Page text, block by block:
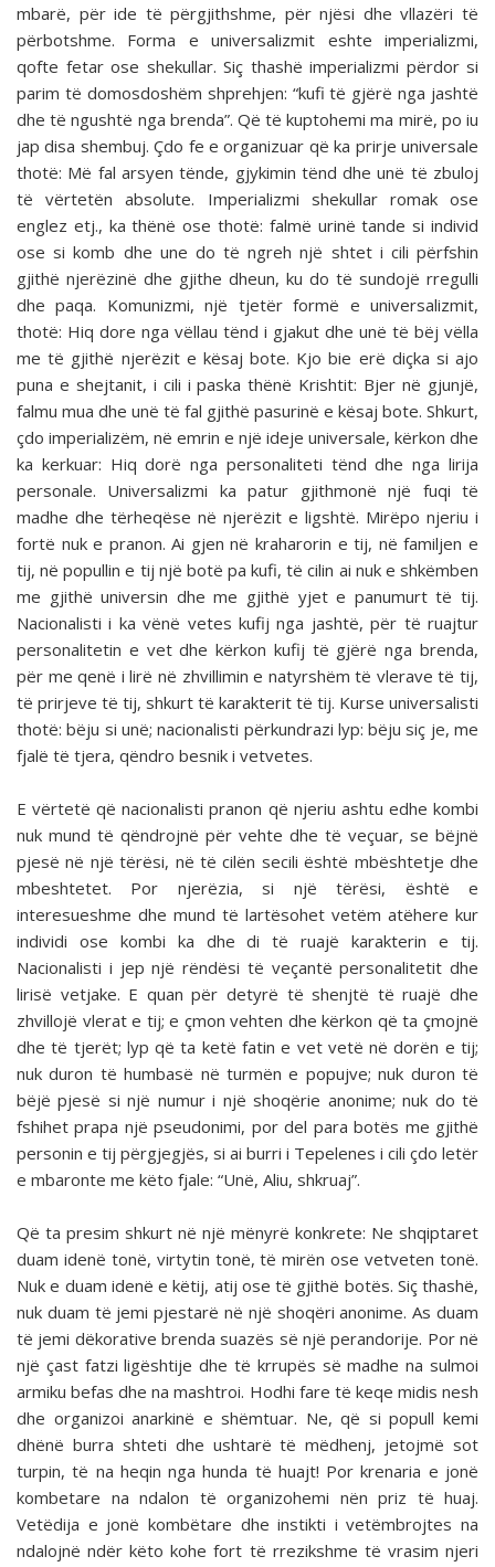
mbarë, për ide të përgjithshme, për njësi dhe vllazëri të
përbotshme. Forma e universalizmit eshte imperializmi,
qofte fetar ose shekullar. Siç thashë imperializmi përdor si
parim të domosdoshëm shprehjen: “kufi të gjërë nga jashtë
dhe të ngushtë nga brenda”. Që të kuptohemi ma mirë, po iu
jap disa shembuj. Çdo fe e organizuar që ka prirje universale
thotë: Më fal arsyen tënde, gjykimin tënd dhe unë të zbuloj
të vërtetën absolute. Imperializmi shekullar romak ose
englez etj., ka thënë ose thotë: falmë urinë tande si individ
ose si komb dhe une do të ngreh një shtet i cili përfshin
gjithë njerëzinë dhe gjithe dheun, ku do të sundojë rregulli
dhe paqa. Komunizmi, një tjetër formë e universalizmit,
thotë: Hiq dore nga vëllau tënd i gjakut dhe unë të bëj vëlla
me të gjithë njerëzit e kësaj bote. Kjo bie erë diçka si ajo
puna e shejtanit, i cili i paska thënë Krishtit: Bjer në gjunjë,
falmu mua dhe unë të fal gjithë pasurinë e kësaj bote. Shkurt,
çdo imperializëm, në emrin e një ideje universale, kërkon dhe
ka kerkuar: Hiq dorë nga personaliteti tënd dhe nga lirija
personale. Universalizmi ka patur gjithmonë një fuqi të
madhe dhe tërheqëse në njerëzit e ligshtë. Mirëpo njeriu i
fortë nuk e pranon. Ai gjen në kraharorin e tij, në familjen e
tij, në popullin e tij një botë pa kufi, të cilin ai nuk e shkëmben
me gjithë universin dhe me gjithë yjet e panumurt të tij.
Nacionalisti i ka vënë vetes kufij nga jashtë, për të ruajtur
personalitetin e vet dhe kërkon kufij të gjërë nga brenda,
për me qenë i lirë në zhvillimin e natyrshëm të vlerave të tij,
të prirjeve të tij, shkurt të karakterit të tij. Kurse universalisti
thotë: bëju si unë; nacionalisti përkundrazi lyp: bëju siç je, me
fjalë të tjera, qëndro besnik i vetvetes.
E vërtetë që nacionalisti pranon që njeriu ashtu edhe kombi
nuk mund të qëndrojnë për vehte dhe të veçuar, se bëjnë
pjesë në një tërësi, në të cilën secili është mbështetje dhe
mbeshtetet. Por njerëzia, si një tërësi, është e
interesueshme dhe mund të lartësohet vetëm atëhere kur
individi ose kombi ka dhe di të ruajë karakterin e tij.
Nacionalisti i jep një rëndësi të veçantë personalitetit dhe
lirisë vetjake. E quan për detyrë të shenjtë të ruajë dhe
zhvillojë vlerat e tij; e çmon vehten dhe kërkon që ta çmojnë
dhe të tjerët; lyp që ta ketë fatin e vet vetë në dorën e tij;
nuk duron të humbasë në turmën e popujve; nuk duron të
bëjë pjesë si një numur i një shoqërie anonime; nuk do të
fshihet prapa një pseudonimi, por del para botës me gjithë
personin e tij përgjegjës, si ai burri i Tepelenes i cili çdo letër
e mbaronte me këto fjale: “Unë, Aliu, shkruaj”.
Që ta presim shkurt në një mënyrë konkrete: Ne shqiptaret
duam idenë tonë, virtytin tonë, të mirën ose vetveten tonë.
Nuk e duam idenë e këtij, atij ose të gjithë botës. Siç thashë,
nuk duam të jemi pjestarë në një shoqëri anonime. As duam
të jemi dëkorative brenda suazës së një perandorije. Por në
një çast fatzi ligështije dhe të krrupës së madhe na sulmoi
armiku befas dhe na mashtroi. Hodhi fare të keqe midis nesh
dhe organizoi anarkinë e shëmtuar. Ne, që si popull kemi
dhënë burra shteti dhe ushtarë të mëdhenj, jetojmë sot
turpin, të na heqin nga hunda të huajt! Por krenaria e jonë
kombetare na ndalon të organizohemi nën priz të huaj.
Vetëdija e jonë kombëtare dhe instikti i vetëmbrojtes na
ndalojnë ndër këto kohe fort të rrezikshme të vrasim njeri